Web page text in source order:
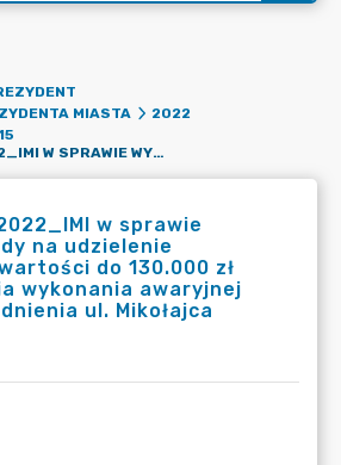
MIASTA
2022
OR.0050.1300.2022_IMI W SPRAWIE WYRAŻENIA ZGODY NA UDZIELENIE ZAMÓWIENIA O WARTOŚCI DO 130.000 ZŁ NETTO I ZLECENIA WYKONANIA AWARYJNEJ NAPRAWY ODWODNIENIA UL. MIKOŁAJCA
w sprawie
na udzielenie
do 130.000 zł
wykonania awaryjnej
ul. Mikołajca